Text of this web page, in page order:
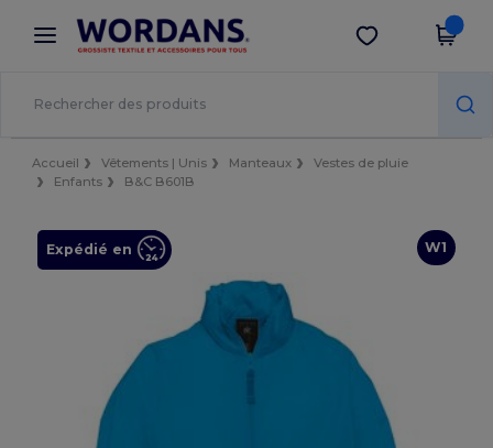
× Appli Wordans
Meilleurs prix sur l’app !
Obtenir l'appli
Accueil Vêtements | Unis Manteaux
Vestes de pluie
Enfants
B&C B601B
W1
Expédié en